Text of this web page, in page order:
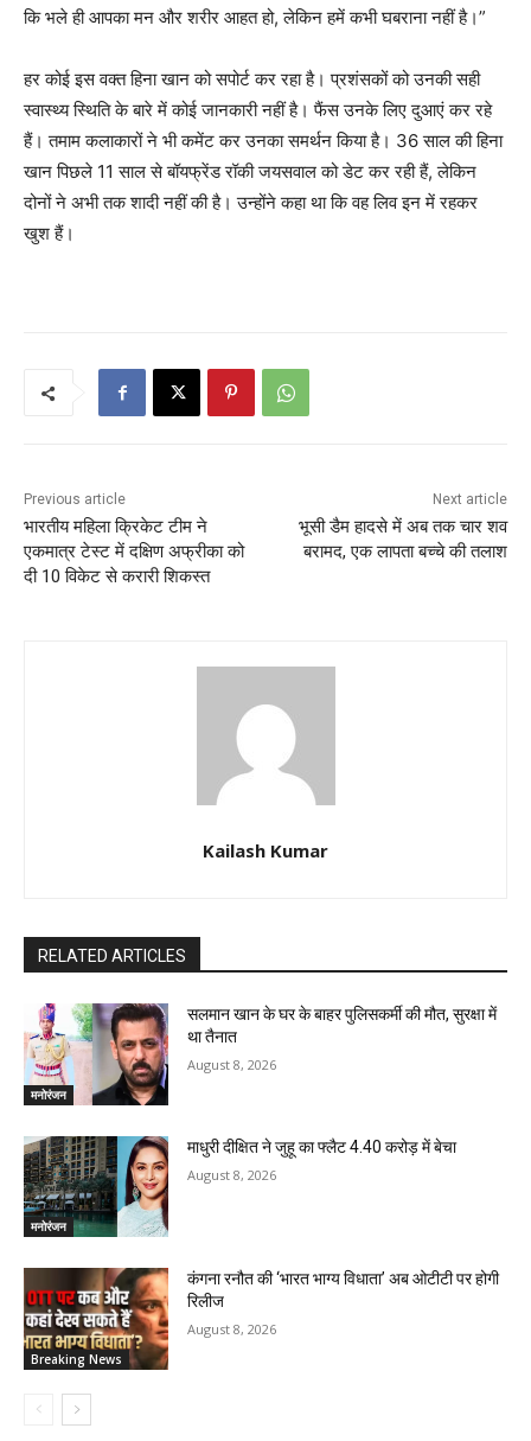
कि भले ही आपका मन और शरीर आहत हो, लेकिन हमें कभी घबराना नहीं है।”
हर कोई इस वक्त हिना खान को सपोर्ट कर रहा है। प्रशंसकों को उनकी सही
स्वास्थ्य स्थिति के बारे में कोई जानकारी नहीं है। फैंस उनके लिए दुआएं कर रहे
हैं। तमाम कलाकारों ने भी कमेंट कर उनका समर्थन किया है। 36 साल की हिना
खान पिछले 11 साल से बॉयफ्रेंड रॉकी जयसवाल को डेट कर रही हैं, लेकिन
दोनों ने अभी तक शादी नहीं की है। उन्होंने कहा था कि वह लिव इन में रहकर
खुश हैं।
Previous article
भारतीय महिला क्रिकेट टीम ने
एकमात्र टेस्ट में दक्षिण अफ्रीका को
दी 10 विकेट से करारी शिकस्त
Next article
भूसी डैम हादसे में अब तक चार शव
बरामद, एक लापता बच्चे की तलाश
Kailash Kumar
RELATED ARTICLES
मनोरंजन
सलमान खान के घर के बाहर पुलिसकर्मी की मौत, सुरक्षा में
था तैनात
August 8, 2026
मनोरंजन
माधुरी दीक्षित ने जुहू का फ्लैट 4.40 करोड़ में बेचा
August 8, 2026
Breaking News
कंगना रनौत की ‘भारत भाग्य विधाता’ अब ओटीटी पर होगी
रिलीज
August 8, 2026